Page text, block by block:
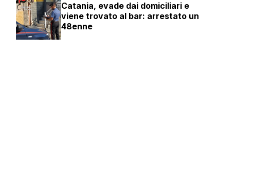
Catania, evade dai domiciliari e
viene trovato al bar: arrestato un
48enne